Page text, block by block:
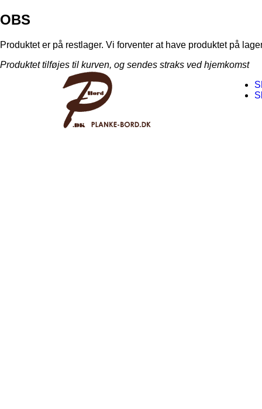
OBS
Produktet er på restlager. Vi forventer at have produktet på
Produktet tilføjes til kurven, og sendes straks ved hjemkomst